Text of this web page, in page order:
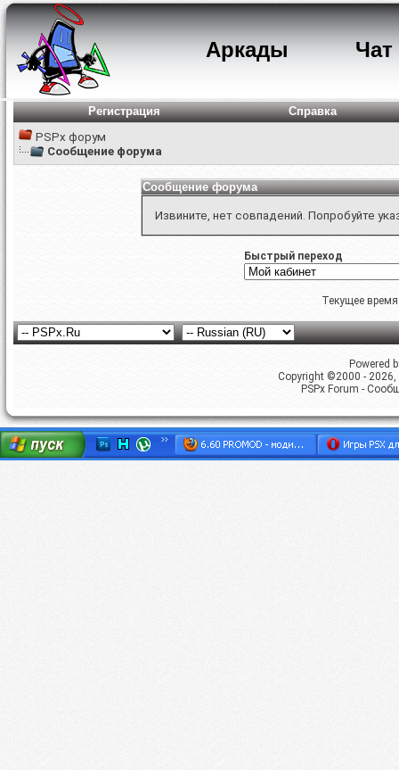
Аркады Чат
Регистрация
Справка
PSPx форум
Сообщение форума
Сообщение форума
Извините, нет совпадений. Попробуйте
Быстрый переход
Текущее
Powered
Copyright ©2000 -
PSPx Forum -